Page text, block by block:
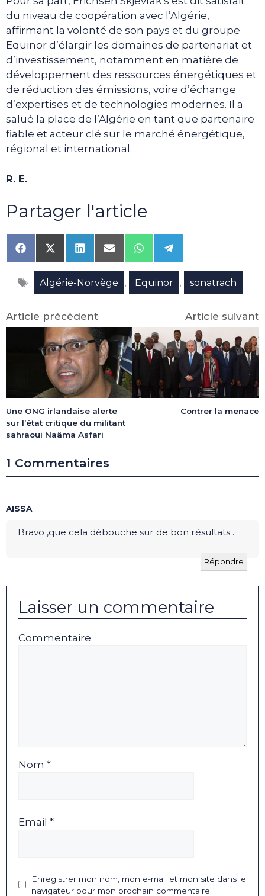
du niveau de coopération avec l’Algérie,
affirmant la volonté de son pays et du groupe
Equinor d’élargir les domaines de partenariat et
d’investissement, notamment en matière de
développement des ressources énergétiques et
de réduction des émissions, voire d’échange
d’expertises et de technologies modernes. Il a
salué la place de l’Algérie en tant que partenaire
fiable et acteur clé sur le marché énergétique,
régional et international.
R. E.
Partager l'article
Share
on
Facebook
Share
on
X
(Twitter)
Share
on
LinkedIn
Share
on
Email
Share
on
WhatsApp
Share
on
Telegram
Étiquettes
Algérie-Norvège , Equinor , sonatrach
Article précédent
Une ONG irlandaise alerte
sur l’état critique du militant
sahraoui Naâma Asfari
Article suivant
Contrer la menace
1 Commentaires
AISSA
Bravo ,que cela débouche sur de bon résultats .
Répondre
Laisser un commentaire
Commentaire
Nom *
Email *
Enregistrer mon nom, mon e-mail et mon site dans le
navigateur pour mon prochain commentaire.